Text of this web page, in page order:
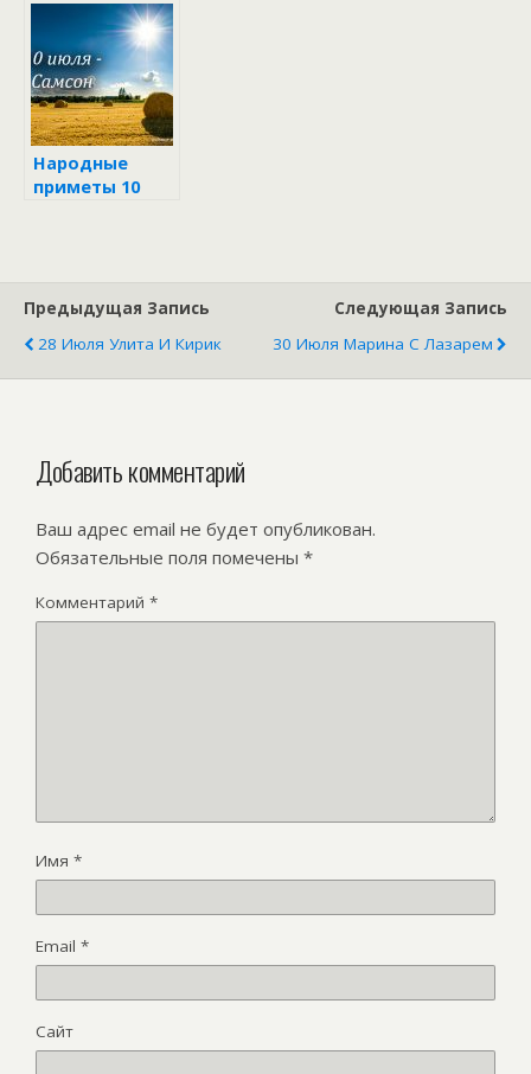
Февронии в
народном
календаре
Народные
приметы 10
Предыдущая Запись
28 Июля Улита И Кирик
Следующая Запись
30 Июля Марина С Лазарем
Добавить комментарий
Ваш адрес email не будет опубликован.
Обязательные поля помечены *
Комментарий *
Имя *
Email *
Сайт